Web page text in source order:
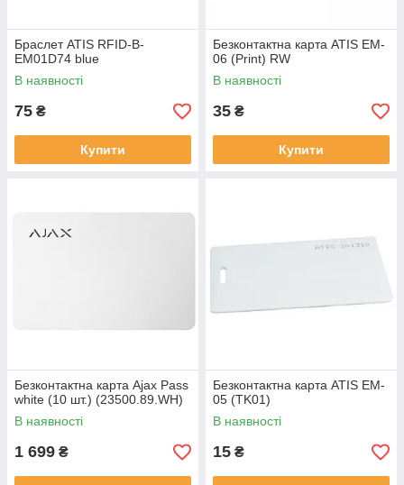
Браслет ATIS RFID-B-
EM01D74 blue
В наявності
75 ₴
Купити
Безконтактна карта ATIS EM-
06 (Print) RW
В наявності
35 ₴
Купити
Безконтактна карта Ajax Pass
white (10 шт.) (23500.89.WH)
В наявності
1 699 ₴
Безконтактна карта ATIS EM-
05 (TK01)
В наявності
15 ₴